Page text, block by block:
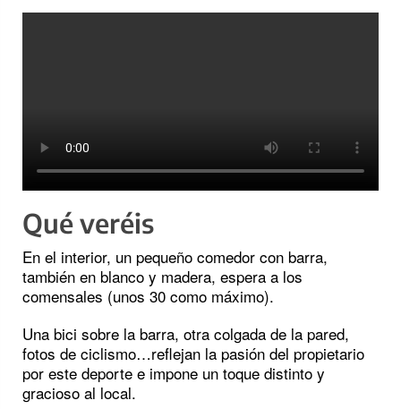
Qué veréis
En el interior, un pequeño comedor con barra,
también en blanco y madera, espera a los
comensales (unos 30 como máximo).
Una bici sobre la barra, otra colgada de la pared,
fotos de ciclismo…reflejan la pasión del propietario
por este deporte e impone un toque distinto y
gracioso al local.